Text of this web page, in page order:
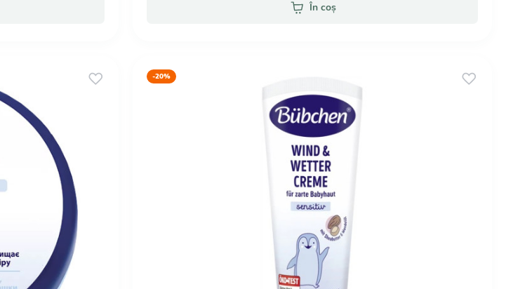
În coș
-20%